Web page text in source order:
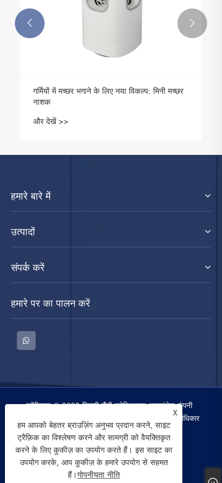
गर्मियों में मच्छर भगाने के लिए नया विकल्प: मिनी मच्छर
नाशक
और देखें >>
 
हमारे बारे में
उत्पादों
संपर्क करें
हमारे पर का पालन करें
कॉपीराइट © 2022 सिक्सी सैंडी इलेक्ट्रिकल एप्लायंसेज कंपनी
लिमिटेड। वॉशिंग मशीन, स्पिन ड्रायर, एयर कूलिंग फैन सर्वाधिकार
सुरक्षित।
X
हम आपको बेहतर ब्राउज़िंग अनुभव प्रदान करने, साइट
ट्रैफ़िक का विश्लेषण करने और सामग्री को वैयक्तिकृत
करने के लिए कुकीज़ का उपयोग करते हैं। इस साइट का
उपयोग करके, आप कुकीज़ के हमारे उपयोग से सहमत
हैं।गोपनीयता नीति